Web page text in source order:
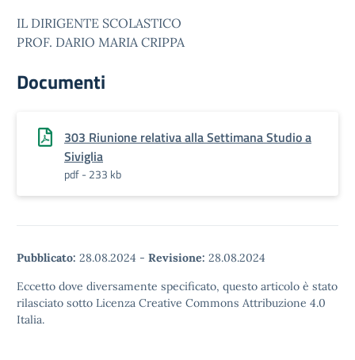
IL DIRIGENTE SCOLASTICO
PROF. DARIO MARIA CRIPPA
Documenti
303 Riunione relativa alla Settimana Studio a
Siviglia
pdf - 233 kb
Pubblicato: 28.08.2024 - Revisione: 28.08.2024
Eccetto dove diversamente specificato, questo articolo è stato
rilasciato sotto Licenza Creative Commons Attribuzione 4.0
Italia.